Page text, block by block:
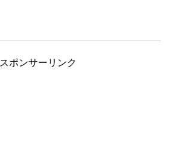
スポンサーリンク